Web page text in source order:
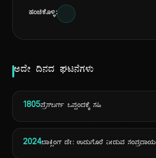
ಹಂಚಿಕೊಳ್ಳಿ:
ಅದೇ ದಿನದ ಘಟನೆಗಳು
1805ಪ್ರೆಸ್‌ಬರ್ಗ್ ಒಪ್ಪಂದಕ್ಕೆ ಸಹಿ
2024ಬಾಕ್ಸಿಂಗ್ ಡೇ: ಉಡುಗೊರೆ ನೀಡುವ ಸಂಪ್ರದಾಯ